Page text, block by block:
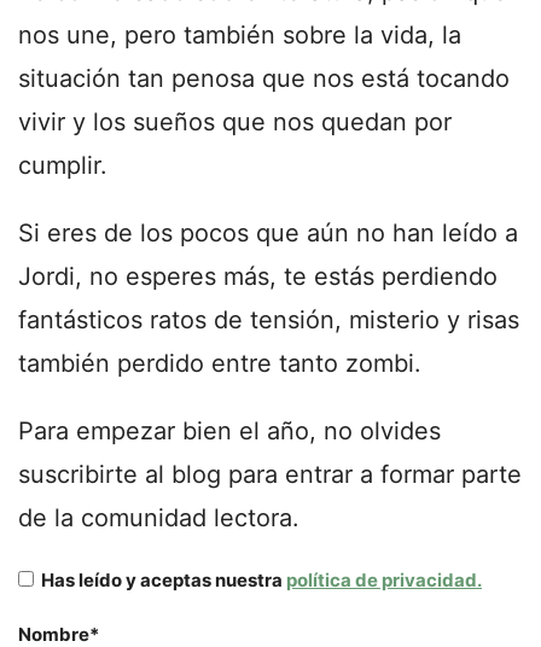
nos une, pero también sobre la vida, la
situación tan penosa que nos está tocando
vivir y los sueños que nos quedan por
cumplir.
Si eres de los pocos que aún no han leído a
Jordi, no esperes más, te estás perdiendo
fantásticos ratos de tensión, misterio y risas
también perdido entre tanto zombi.
Para empezar bien el año, no olvides
suscribirte al blog para entrar a formar parte
de la comunidad lectora.
Has leído y aceptas nuestra política de privacidad.
Nombre*